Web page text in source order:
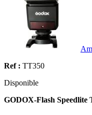
Ref : TT350
Disponible
GODOX-Flash Speedlite